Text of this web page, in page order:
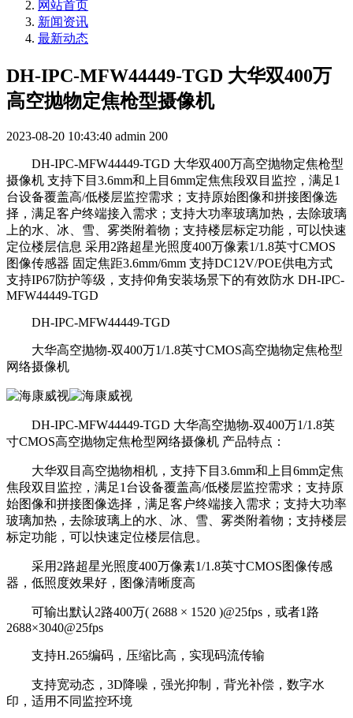
网站首页
新闻资讯
最新动态
DH-IPC-MFW44449-TGD 大华双400万
高空抛物定焦枪型摄像机
2023-08-20 10:43:40 admin 200
DH-IPC-MFW44449-TGD 大华双400万高空抛物定焦枪型
摄像机 支持下目3.6mm和上目6mm定焦焦段双目监控，满足1
台设备覆盖高/低楼层监控需求；支持原始图像和拼接图像选
择，满足客户终端接入需求；支持大功率玻璃加热，去除玻璃
上的水、冰、雪、雾类附着物；支持楼层标定功能，可以快速
定位楼层信息 采用2路超星光照度400万像素1/1.8英寸CMOS
图像传感器 固定焦距3.6mm/6mm 支持DC12V/POE供电方式
支持IP67防护等级，支持仰角安装场景下的有效防水 DH-IPC-
MFW44449-TGD
DH-IPC-MFW44449-TGD
大华高空抛物-双400万1/1.8英寸CMOS高空抛物定焦枪型
网络摄像机
DH-IPC-MFW44449-TGD 大华高空抛物-双400万1/1.8英
寸CMOS高空抛物定焦枪型网络摄像机 产品特点：
大华双目高空抛物相机，支持下目3.6mm和上目6mm定焦
焦段双目监控，满足1台设备覆盖高/低楼层监控需求；支持原
始图像和拼接图像选择，满足客户终端接入需求；支持大功率
玻璃加热，去除玻璃上的水、冰、雪、雾类附着物；支持楼层
标定功能，可以快速定位楼层信息。
采用2路超星光照度400万像素1/1.8英寸CMOS图像传感
器，低照度效果好，图像清晰度高
可输出默认2路400万( 2688 × 1520 )@25fps，或者1路
2688×3040@25fps
支持H.265编码，压缩比高，实现码流传输
支持宽动态，3D降噪，强光抑制，背光补偿，数字水
印，适用不同监控环境